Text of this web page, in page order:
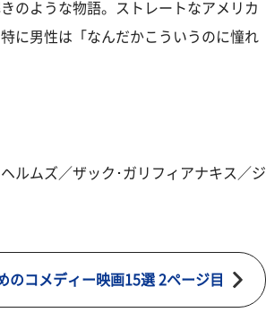
のような物語。ストレートなアメリカ
に男性は「なんだかこういうのに憧れ
ルムズ／ザック･ガリフィアナキス／ジ
のコメディー映画15選 2ページ目